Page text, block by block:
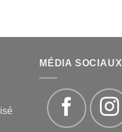
MÉDIA SOCIAUX